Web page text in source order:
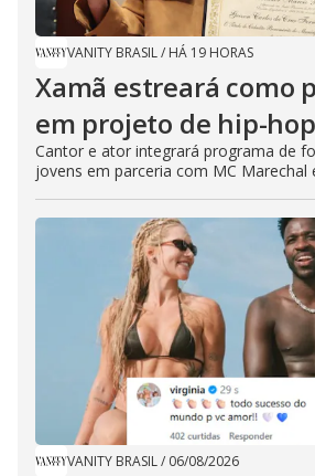
VANITY BRASIL/ HÁ 19 HORAS
Xamã estreará como
em projeto de hip-
Cantor e ator integrará programa de
jovens em parceria com MC Marechal
VANITY BRASIL/ 06/08/2026